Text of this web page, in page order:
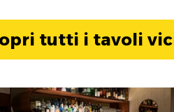
tutti i tavoli